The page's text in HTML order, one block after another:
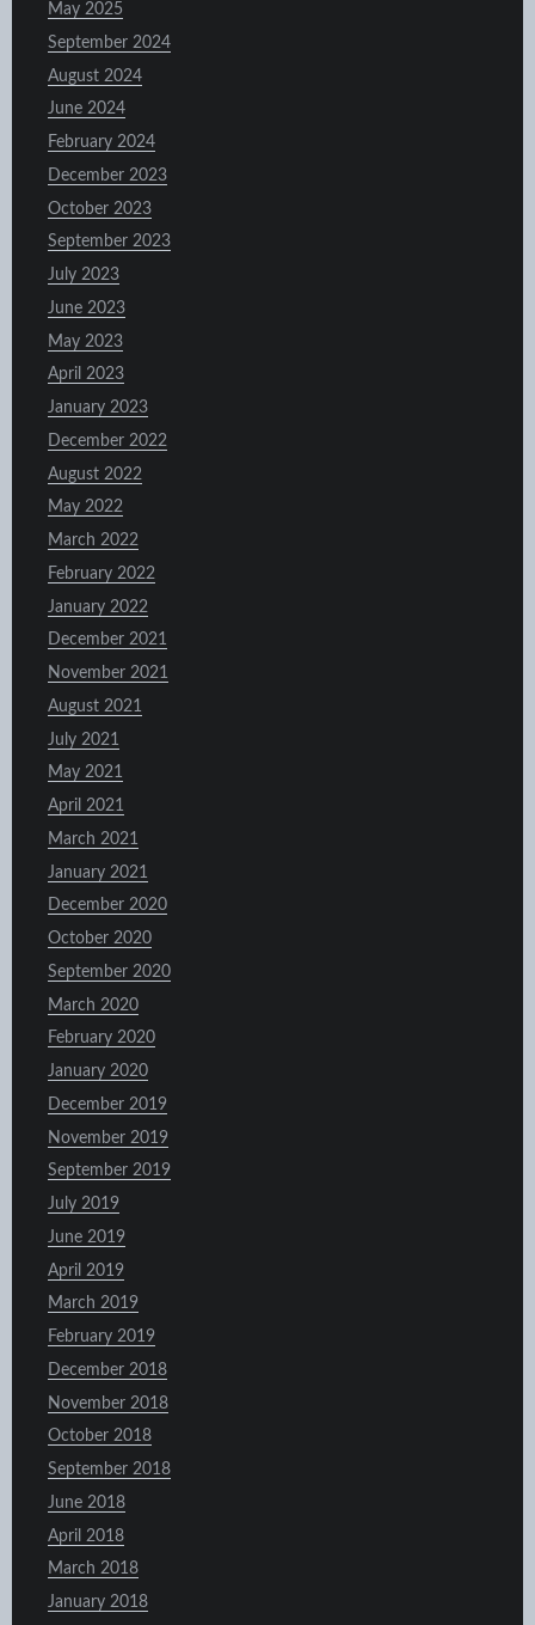
May 2025
September 2024
August 2024
June 2024
February 2024
December 2023
October 2023
September 2023
July 2023
June 2023
May 2023
April 2023
January 2023
December 2022
August 2022
May 2022
March 2022
February 2022
January 2022
December 2021
November 2021
August 2021
July 2021
May 2021
April 2021
March 2021
January 2021
December 2020
October 2020
September 2020
March 2020
February 2020
January 2020
December 2019
November 2019
September 2019
July 2019
June 2019
April 2019
March 2019
February 2019
December 2018
November 2018
October 2018
September 2018
June 2018
April 2018
March 2018
January 2018